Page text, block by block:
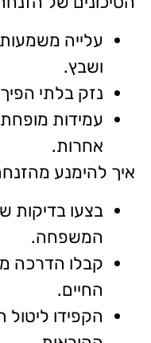
עלייה
ושבץ.
נזק בלתי
עמידות
אחרות.
איך להימנע
בצעו בדיקות
המשפחה.
קבלו הדרכה
החיים.
הקפידו ליטול